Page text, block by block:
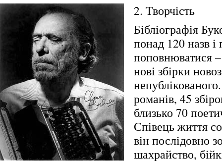
2. Творчість
Бібліографія
понад 120 назв і
поповнюватися
нові збірки
романів, 45
близько 70
Співець життя
він послідовно
шахрайство,